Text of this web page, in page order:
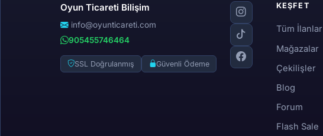
Oyun Ticareti Bilişim
info@oyunticareti.com
905455746464
SSL Doğrulanmış Güvenli Ödeme
KEŞFET
Tüm İlanlar
Mağazalar
Çekilişler
Blog
Forum
Flash Sale